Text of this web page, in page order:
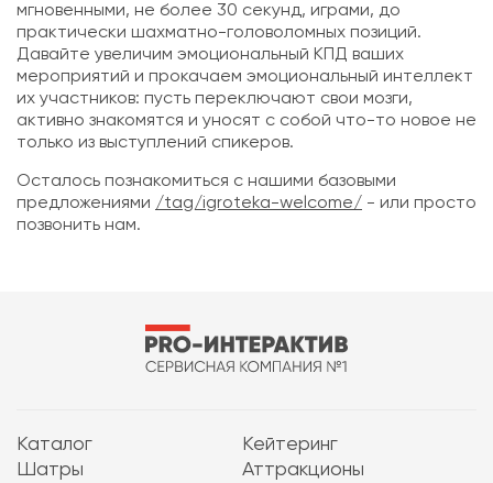
мгновенными, не более 30 секунд, играми, до
практически шахматно-головоломных позиций.
Давайте увеличим эмоциональный КПД ваших
мероприятий и прокачаем эмоциональный интеллект
их участников: пусть переключают свои мозги,
активно знакомятся и уносят с собой что-то новое не
только из выступлений спикеров.
Осталось познакомиться с нашими базовыми
предложениями /tag/igroteka-welcome/ - или просто
позвонить нам.
Каталог
Кейтеринг
Шатры
Аттракционы